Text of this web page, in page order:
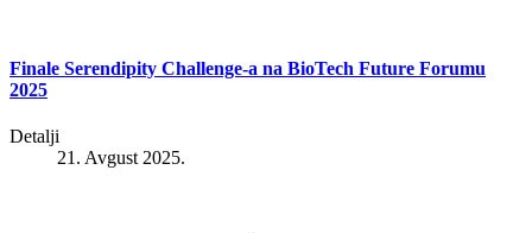
Finale Serendipity Challenge-a na BioTech Future Forumu
2025
Detalji
21. Avgust 2025.